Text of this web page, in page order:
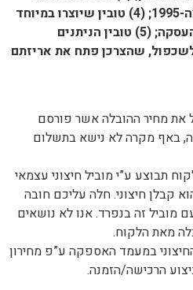
בחוק המחשבים, תשנ”ה-1995; (4) טובין שיוצרו במיוחד
בעבור הצרכן בעקבות העסקה; (5) טובין הניתנים
שהצרכן פתח את אריזתם
את מחיר ההובלה אשר פורסם
באף מקרה לא נישא בתשלום
תבוצע ע”י מוביל חיצוני עצמאי
קבלן חיצוני. חלה עליכם חובה
מוביל זה בנפרד. אנו לא נושאים
מאת הלקוח.
במעמד האספקה ע”פ מחירון
הרכישה/הזמנה.